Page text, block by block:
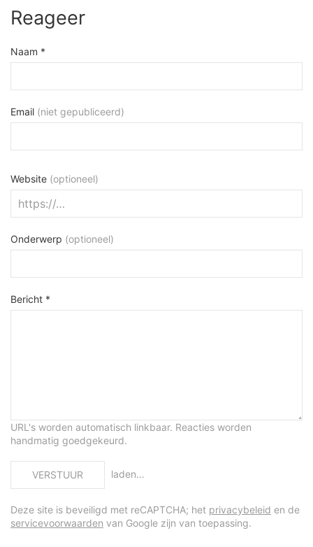
Reageer
Naam *
Email (niet gepubliceerd)
Website (optioneel)
Onderwerp (optioneel)
Bericht *
URL's worden automatisch linkbaar. Reacties worden
handmatig goedgekeurd.
VERSTUUR laden…
Deze site is beveiligd met reCAPTCHA; het privacybeleid en de
servicevoorwaarden van Google zijn van toepassing.